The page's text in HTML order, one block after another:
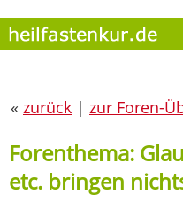
« zurück | zur Foren-
Forenthema:
etc. bringen